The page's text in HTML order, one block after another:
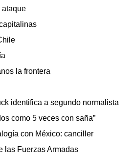
ataque
la frontera
identifica a segundo normalista
como 5 veces con saña”
con México: canciller
las Fuerzas Armadas